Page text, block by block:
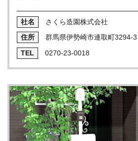
さくら造園株式会社
群馬県伊勢崎市連取町3294-3
0270-23-0018